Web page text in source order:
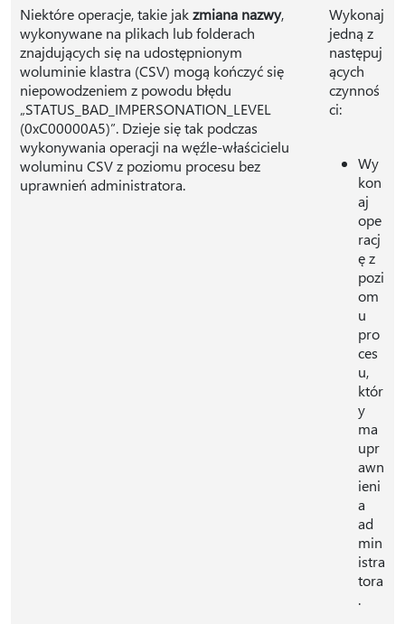
Niektóre operacje, takie jakzmiana nazwy,
wykonywane na plikach lub folderach
znajdujących się na udostępnionym
woluminie klastra (CSV) mogą kończyć się
niepowodzeniem z powodu błędu
„STATUS_BAD_IMPERSONATION_LEVEL
(0xC00000A5)”. Dzieje się tak podczas
wykonywania operacji na węźle-właścicielu
woluminu CSV z poziomu procesu bez
uprawnień administratora.
Wykonaj
jedną z
następuj
ących
czynnoś
ci:
Wy
kon
aj
ope
racj
ę z
pozi
om
u
pro
ces
u,
któr
y
ma
upr
awn
ieni
a
ad
min
istra
tora
.